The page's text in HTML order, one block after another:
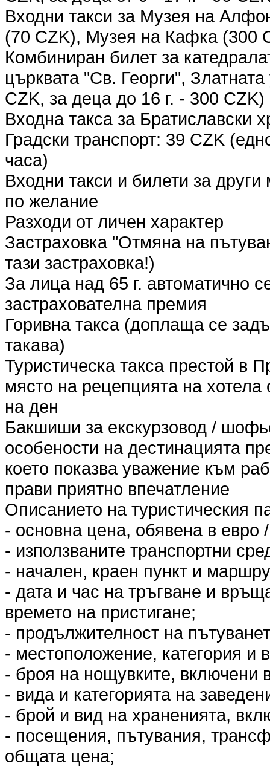
Входни такси за Музея на
(70 CZK), Музея на Кафка (300
Комбиниран билет за
църквата "Св. Георги",
CZK, за деца до 16 г. - 300 CZK)
Входна такса за Братиславски
Градски транспорт: 39 CZK
часа)
Входни такси и билети за
по желание
Разходи от личен характер
Застраховка "Отмяна на
тази застраховка!)
За лица над 65 г. автоматично
застрахователна премия
Горивна такса (доплаща се
такава)
Туристическа такса престой в
място на рецепцията на хотела
на ден
Бакшиши за екскурзовод /
особености на дестинацията
което показва уважение към
прави приятно впечатление
Описанието на туристическия
- основна цена, обявена в евро
- използваните транспортни
- начален, краен пункт и
- дата и час на тръгване и
времето на пристигане;
- продължителност на
- местоположение, категория и
- броя на нощувките, включени
- вида и категорията на
- брой и вид на храненията,
- посещения, пътувания,
общата цена;